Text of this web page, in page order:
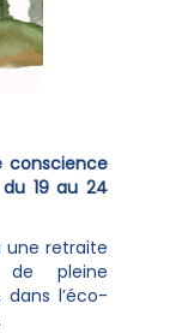
conscience
19 au 24
une retraite
pleine
l’éco-